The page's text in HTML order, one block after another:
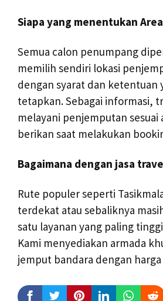
Siapa yang menentukan
Semua calon penumpang
memilih sendiri lokasi
dengan syarat dan ketentuan
tetapkan. Sebagai informasi,
melayani penjemputan sesuai
berikan saat melakukan
Bagaimana dengan jasa
Rute populer seperti
terdekat atau sebaliknya
satu layanan yang paling
Kami menyediakan armada
jemput bandara dengan